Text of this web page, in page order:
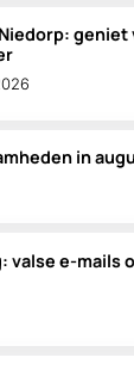
in
valse e-mails